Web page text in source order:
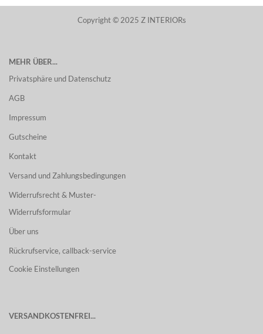
Copyright © 2025 Z INTERIORs
MEHR ÜBER...
Privatsphäre und Datenschutz
AGB
Impressum
Gutscheine
Kontakt
Versand und Zahlungsbedingungen
Widerrufsrecht & Muster-
Widerrufsformular
Über uns
Rückrufservice, callback-service
Cookie Einstellungen
VERSANDKOSTENFREI...